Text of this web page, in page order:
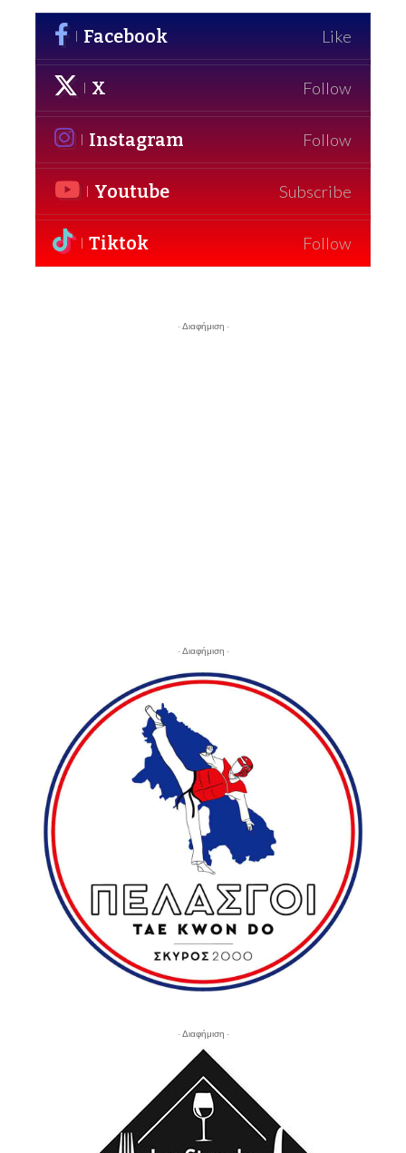
Facebook Like
X Follow
Instagram Follow
Youtube Subscribe
Tiktok Follow
- Διαφήμιση -
- Διαφήμιση -
- Διαφήμιση -